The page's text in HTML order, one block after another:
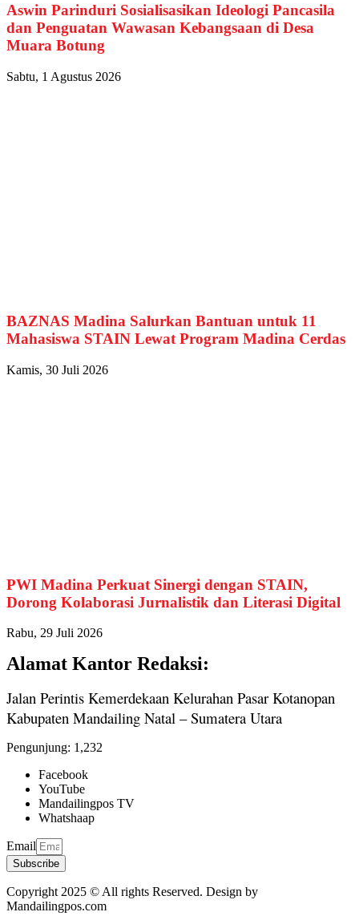
Aswin Parinduri Sosialisasikan Ideologi Pancasila
dan Penguatan Wawasan Kebangsaan di Desa
Muara Botung
Sabtu, 1 Agustus 2026
BAZNAS Madina Salurkan Bantuan untuk 11
Mahasiswa STAIN Lewat Program Madina Cerdas
Kamis, 30 Juli 2026
PWI Madina Perkuat Sinergi dengan STAIN,
Dorong Kolaborasi Jurnalistik dan Literasi Digital
Rabu, 29 Juli 2026
Alamat Kantor Redaksi:
Jalan Perintis Kemerdekaan Kelurahan Pasar Kotanopan
Kabupaten Mandailing Natal – Sumatera Utara
Pengunjung: 1,232
Facebook
YouTube
Mandailingpos TV
Whatshaap
Email
Subscribe
Copyright 2025 © All rights Reserved. Design by
Mandailingpos.com